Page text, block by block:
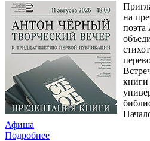
на
поэта
книги
Афиша
Подробнее